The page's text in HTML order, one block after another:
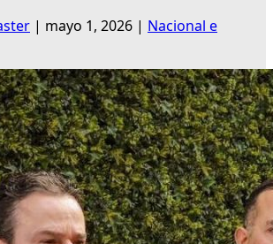
| mayo 1, 2026 | Nacional e